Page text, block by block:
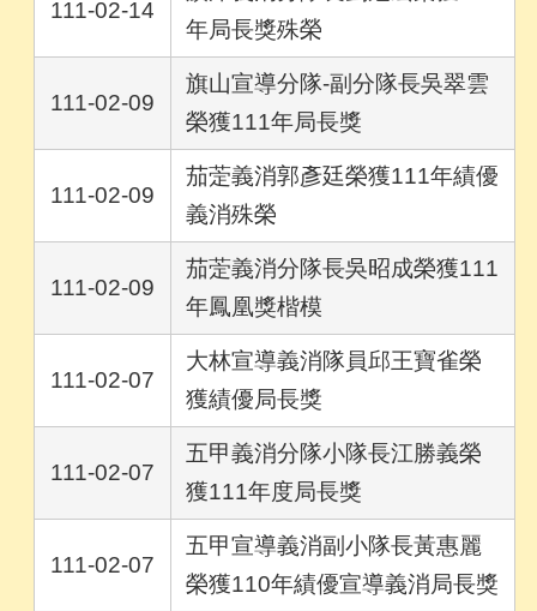
111-02-14
年局長獎殊榮
111-02-09
旗山宣導分隊-副分隊長吳翠雲
榮獲111年局長獎
111-02-09
茄萣義消郭彥廷榮獲111年績優
義消殊榮
111-02-09
茄萣義消分隊長吳昭成榮獲111
年鳳凰獎楷模
111-02-07
大林宣導義消隊員邱王寶雀榮
獲績優局長獎
111-02-07
五甲義消分隊小隊長江勝義榮
獲111年度局長獎
111-02-07
五甲宣導義消副小隊長黃惠麗
榮獲110年績優宣導義消局長獎